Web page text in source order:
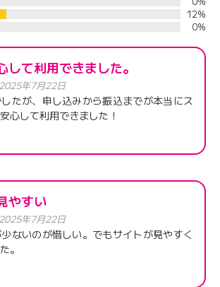
12%
0%
して利用できました。
2025年7月22日
たが、申し込みから振込までが本当にス
心して利用できました！
やすい
2025年7月22日
ないのが惜しい。でもサイトが見やすく
。